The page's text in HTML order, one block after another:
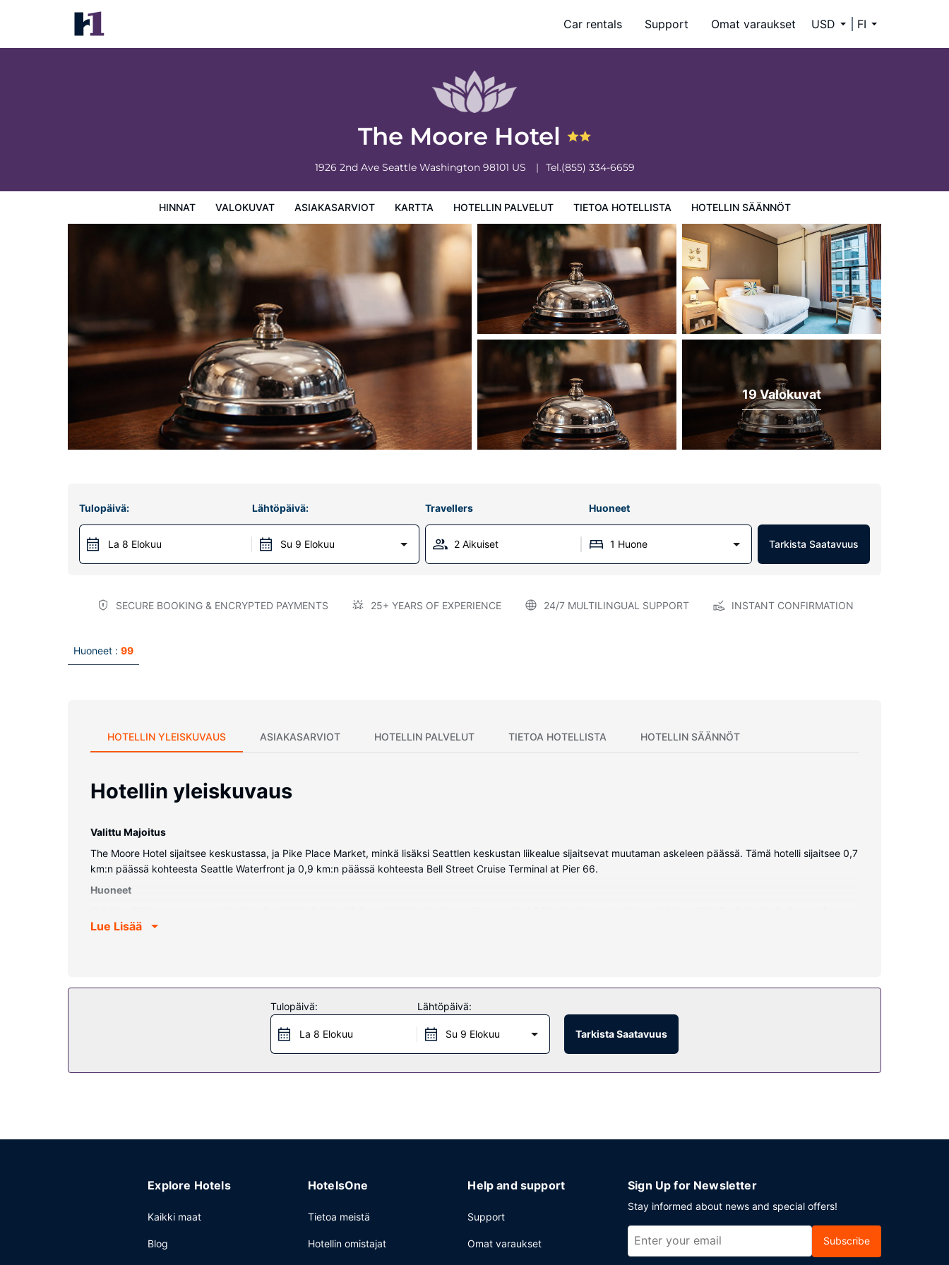
Car rentals Support Omat varaukset USD FI
The Moore Hotel
1926 2nd Ave Seattle Washington 98101 US Tel.(855) 334-6659
HINNAT VALOKUVAT ASIAKASARVIOT KARTTA HOTELLIN PALVELUT TIETOA HOTELLISTA HOTELLIN SÄÄNNÖT
The Moore Hotel
Hinnat
19 Valokuvat
Tulopäivä:
La 8 Elokuu
Lähtöpäivä:
Su 9 Elokuu
Travellers Huoneet
2 Aikuiset 1 Huone Tarkista Saatavuus
SECURE BOOKING & ENCRYPTED PAYMENTS 25+ YEARS OF EXPERIENCE 24/7 MULTILINGUAL SUPPORT INSTANT CONFIRMATION
Huoneet : 99
HOTELLIN YLEISKUVAUS ASIAKASARVIOT HOTELLIN PALVELUT TIETOA HOTELLISTA HOTELLIN SÄÄNNÖT
Hotellin yleiskuvaus
Valittu Majoitus
The Moore Hotel sijaitsee keskustassa, ja Pike Place Market, minkä lisäksi Seattlen keskustan liikealue sijaitsevat muutaman askeleen päässä. Tämä hotelli sijaitsee 0,7
km:n päässä kohteesta Seattle Waterfront ja 0,9 km:n päässä kohteesta Bell Street Cruise Terminal at Pier 66.
Huoneet
on suihku. Varusteluun kuuluu puhelin (ilmaiset paikallispuhelut). Huone siivotaan päivittäin.
Ravintola
Tämä hotelli tarjoaa asiakkailleen kahvila.
Käytössäsi on ympäri vuorokauden auki oleva vastaanotto, kielitaitoinen henkilökunta ja matkatavarasäilytys.
Lue Lisää
Tulopäivä:
La 8 Elokuu
Lähtöpäivä:
Su 9 Elokuu Tarkista Saatavuus
Explore Hotels
Kaikki maat
Blog
HotelsOne
Tietoa meistä
Hotellin omistajat
Help and support
Support
Omat varaukset
Sign Up for Newsletter
Stay informed about news and special offers!
Subscribe